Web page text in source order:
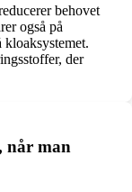
behovet
også på
kloaksystemet.
der
når man